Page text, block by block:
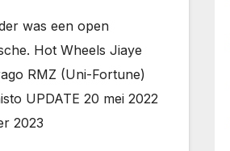
was een open
Hot Wheels Jiaye
RMZ (Uni-Fortune)
UPDATE 20 mei 2022
2023